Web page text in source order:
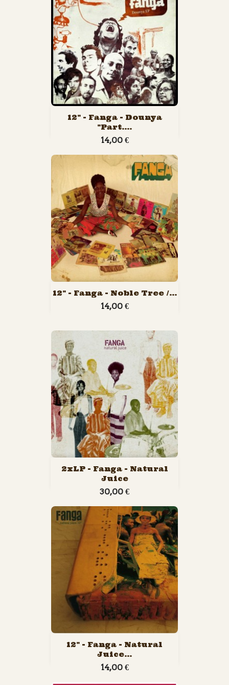
12" - Fanga - Dounya
"part....
14,00 €
12" - Fanga - Noble Tree /...
14,00 €
2xLP - Fanga - Natural
Juice
30,00 €
12" - Fanga - Natural
Juice...
14,00 €